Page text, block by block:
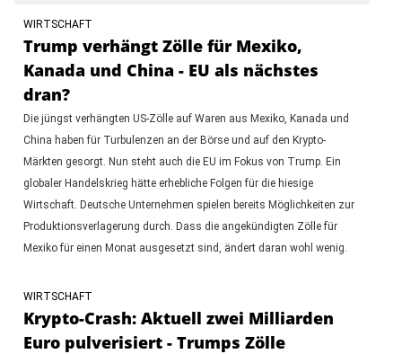
WIRTSCHAFT
Trump verhängt Zölle für Mexiko,
Kanada und China - EU als nächstes
dran?
Die jüngst verhängten US-Zölle auf Waren aus Mexiko, Kanada und
China haben für Turbulenzen an der Börse und auf den Krypto-
Märkten gesorgt. Nun steht auch die EU im Fokus von Trump. Ein
globaler Handelskrieg hätte erhebliche Folgen für die hiesige
Wirtschaft. Deutsche Unternehmen spielen bereits Möglichkeiten zur
Produktionsverlagerung durch. Dass die angekündigten Zölle für
Mexiko für einen Monat ausgesetzt sind, ändert daran wohl wenig.
WIRTSCHAFT
Krypto-Crash: Aktuell zwei Milliarden
Euro pulverisiert - Trumps Zölle